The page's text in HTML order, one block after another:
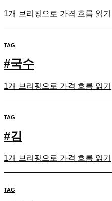
1개 브리핑으로 가격 흐름 읽기
TAG
#국수
1개 브리핑으로 가격 흐름 읽기
TAG
#김
1개 브리핑으로 가격 흐름 읽기
TAG